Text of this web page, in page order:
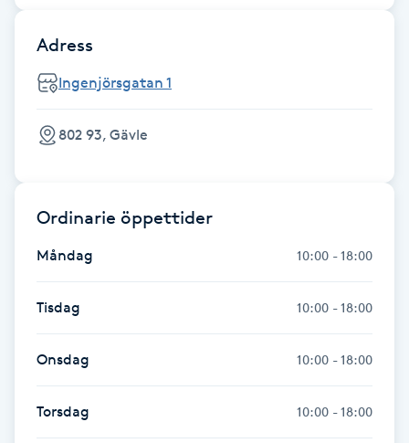
Gellack
Gellack med förstärkning
Gravidmassage
Gruppträning
Hatha Yoga
Headspa
Adress
Ingenjörsgatan 1
802 93, Gävle
Ordinarie öppettider
Måndag 10:00 - 18:00
Tisdag 10:00 - 18:00
Onsdag 10:00 - 18:00
Torsdag 10:00 - 18:00